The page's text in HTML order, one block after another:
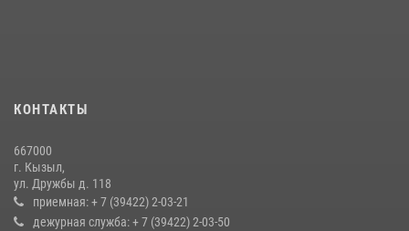
Росгвардия совместно ГИМС МЧС Тувы провела профилактические
13 июля 2026, 08:55
Кызылчанин поблагодарил сотрудников Росгвардии за
оперативное реагирование в решении конфликтной ситуации
КОНТАКТЫ
667000
г. Кызыл,
ул. Дружбы д. 118
приемная: + 7 (39422) 2-03-21
дежурная служба: + 7 (39422) 2-03-50